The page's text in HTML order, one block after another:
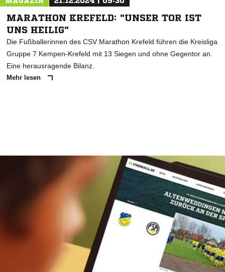
MARATHON KREFELD: "UNSER TOR IST
UNS HEILIG"
Die Fußballerinnen des CSV Marathon Krefeld führen die Kreisliga
Gruppe 7 Kempen-Krefeld mit 13 Siegen und ohne Gegentor an.
Eine herausragende Bilanz.
Mehr lesen